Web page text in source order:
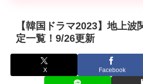
【韓国ドラマ2023】地上波
定一覧！9/26更新
X Facebook